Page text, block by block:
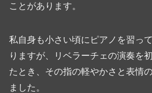
ことがあります。
私自身も小さい頃にピアノを習っ
りますが、リベラーチェの演奏を
たとき、その指の軽やかさと表情
ました。